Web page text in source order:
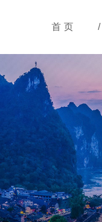
首页 /